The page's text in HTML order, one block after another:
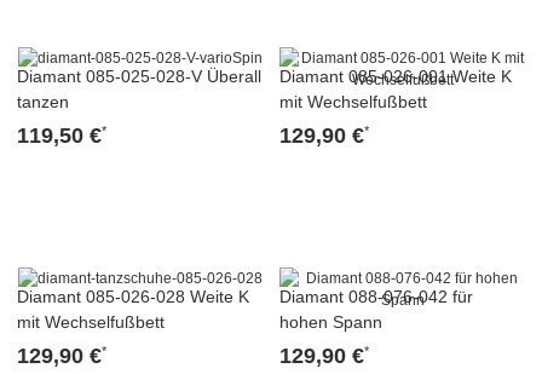
Diamant 085-025-028-V Überall
tanzen
119,50 €*
Diamant 085-026-001 Weite K
mit Wechselfußbett
129,90 €*
Diamant 085-026-028 Weite K
mit Wechselfußbett
129,90 €*
Diamant 088-076-042 für
hohen Spann
129,90 €*